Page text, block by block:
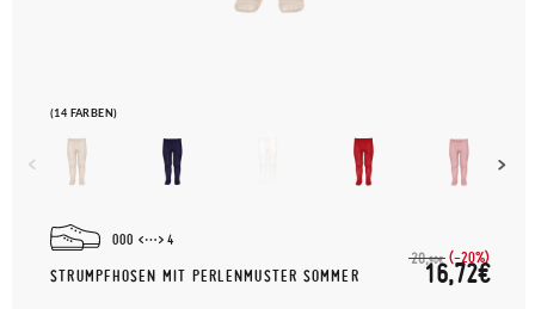
(14 FARBEN)
000 4
STRUMPFHOSEN MIT PERLENMUSTER SOMMER
20,90€ (-20%)
16,72€